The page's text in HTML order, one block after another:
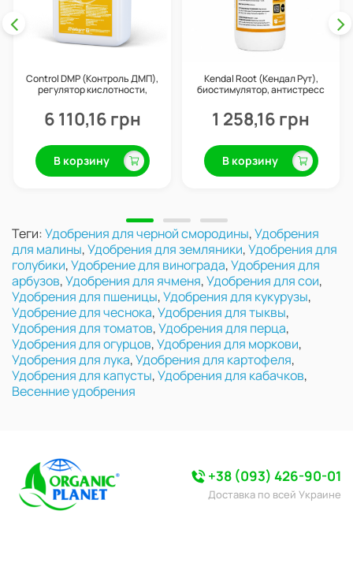
Control DMP (Контроль ДМП),
регулятор кислотности,
6 110,16 грн
В корзину
Kendal Root (Кендал Рут),
биостимулятор, антистресс
1 258,16 грн
В корзину
Теги:Удобрения для черной смородины,Удобрения
для малины,Удобрения для земляники,Удобрения для
голубики,Удобрение для винограда,Удобрения для
арбузов,Удобрения для ячменя,Удобрения для сои,
Удобрения для пшеницы,Удобрения для кукурузы,
Удобрение для чеснока,Удобрения для тыквы,
Удобрения для томатов,Удобрения для перца,
Удобрения для огурцов,Удобрения для моркови,
Удобрения для лука,Удобрения для картофеля,
Удобрения для капусты,Удобрения для кабачков,
Весенние удобрения
+38 (093) 426-90-01
Доставка по всей Украине